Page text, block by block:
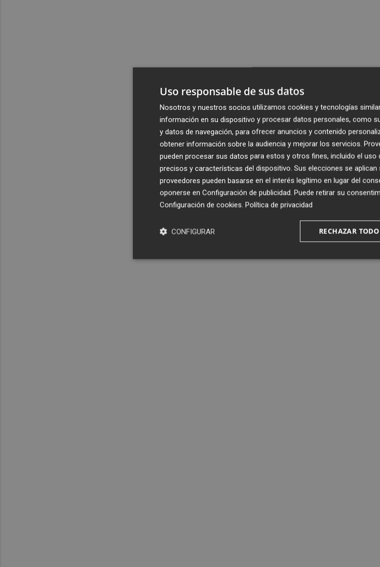
Uso responsable de sus datos
Nosotros y nuestros socios utilizamos cookies y tecnologías
información en su dispositivo y procesar datos personales, como
y datos de navegación, para ofrecer anuncios y contenido
obtener información sobre la audiencia y mejorar los servicios.
pueden procesar sus datos para estos y otros fines, incluido el uso
precisos y características del dispositivo. Sus elecciones se
proveedores pueden basarse en el interés legítimo en lugar del
oponerse en Configuración de publicidad. Puede retirar su
Configuración de cookies. Política de privacidad
RECHAZAR TODO
CONFIGURAR